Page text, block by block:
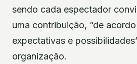
sendo cada espectador
uma contribuição, “de
expectativas e
organização.